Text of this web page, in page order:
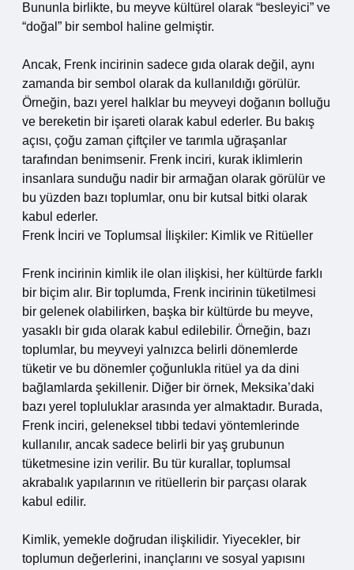
Bununla birlikte, bu meyve kültürel olarak “besleyici” ve
“doğal” bir sembol haline gelmiştir.
Ancak, Frenk incirinin sadece gıda olarak değil, aynı
zamanda bir sembol olarak da kullanıldığı görülür.
Örneğin, bazı yerel halklar bu meyveyi doğanın bolluğu
ve bereketin bir işareti olarak kabul ederler. Bu bakış
açısı, çoğu zaman çiftçiler ve tarımla uğraşanlar
tarafından benimsenir. Frenk inciri, kurak iklimlerin
insanlara sunduğu nadir bir armağan olarak görülür ve
bu yüzden bazı toplumlar, onu bir kutsal bitki olarak
kabul ederler.
Frenk İnciri ve Toplumsal İlişkiler: Kimlik ve Ritüeller
Frenk incirinin kimlik ile olan ilişkisi, her kültürde farklı
bir biçim alır. Bir toplumda, Frenk incirinin tüketilmesi
bir gelenek olabilirken, başka bir kültürde bu meyve,
yasaklı bir gıda olarak kabul edilebilir. Örneğin, bazı
toplumlar, bu meyveyi yalnızca belirli dönemlerde
tüketir ve bu dönemler çoğunlukla ritüel ya da dini
bağlamlarda şekillenir. Diğer bir örnek, Meksika’daki
bazı yerel topluluklar arasında yer almaktadır. Burada,
Frenk inciri, geleneksel tıbbi tedavi yöntemlerinde
kullanılır, ancak sadece belirli bir yaş grubunun
tüketmesine izin verilir. Bu tür kurallar, toplumsal
akrabalık yapılarının ve ritüellerin bir parçası olarak
kabul edilir.
Kimlik, yemekle doğrudan ilişkilidir. Yiyecekler, bir
toplumun değerlerini, inançlarını ve sosyal yapısını